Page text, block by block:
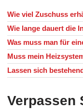
Wie viel Zuschuss
Wie lange dauert die
Was muss man für
Muss mein
Lassen sich
Verpassen